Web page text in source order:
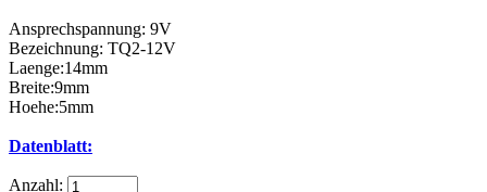
Ansprechspannung: 9V
Bezeichnung: TQ2-12V
Laenge:14mm
Breite:9mm
Hoehe:5mm
Datenblatt:
Anzahl: